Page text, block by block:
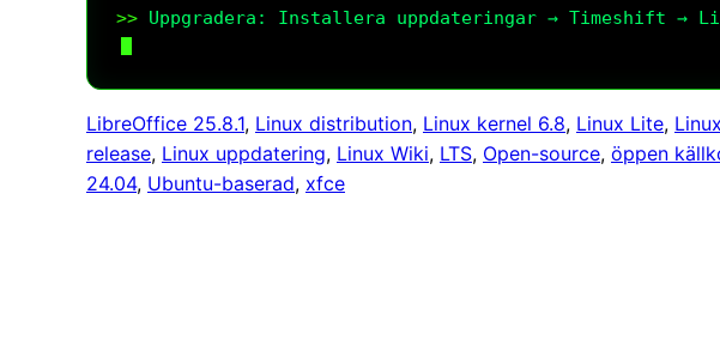
Uppgradera: Installera uppdateringar → Timeshift →
LibreOffice 25.8.1, Linux distribution, Linux kernel 6.8, Linux Lite,
release, Linux uppdatering, Linux Wiki, LTS, Open-source, öppen
24.04, Ubuntu-baserad, xfce